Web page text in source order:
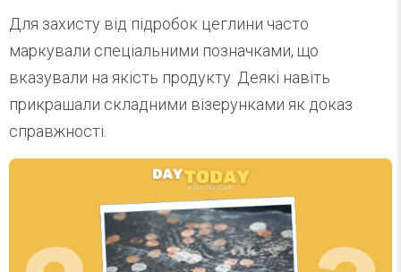
Для захисту від підробок цеглини часто
маркували спеціальними позначками, що
вказували на якість продукту. Деякі навіть
прикрашали складними візерунками як доказ
справжності.